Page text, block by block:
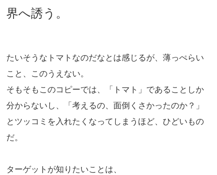
界へ誘う。
たいそうなトマトなのだなとは感じるが、薄っぺらい
こと、このうえない。
そもそもこのコピーでは、「トマト」であることしか
分からないし、「考えるの、面倒くさかったのか？」
とツッコミを入れたくなってしまうほど、ひどいもの
だ。
ターゲットが知りたいことは、